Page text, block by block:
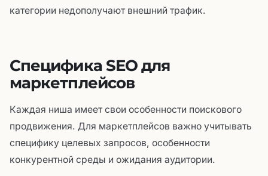
категории недополучают внешний трафик.
Специфика SEO для
маркетплейсов
Каждая ниша имеет свои особенности поискового
продвижения. Для маркетплейсов важно учитывать
специфику целевых запросов, особенности
конкурентной среды и ожидания аудитории.